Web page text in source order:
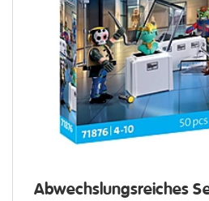
Abwechslungsreiches